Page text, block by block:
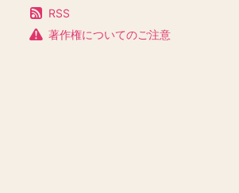
RSS
著作権についてのご注意